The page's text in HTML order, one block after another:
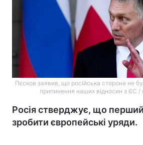
Пєсков заявив, що російська сторона не
припинення наших відносин з ЄС /
Росія стверджує, що
зробити європейські уряди.